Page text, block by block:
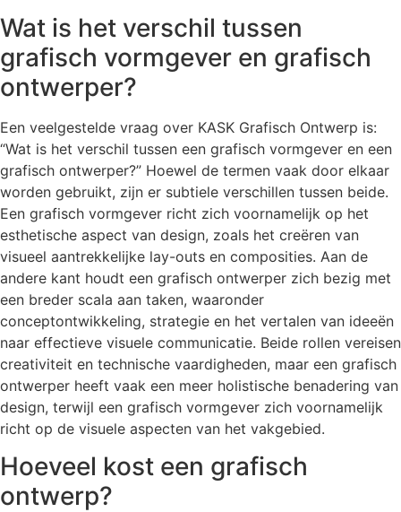
Wat is het verschil tussen
grafisch vormgever en grafisch
ontwerper?
Een veelgestelde vraag over KASK Grafisch Ontwerp is:
“Wat is het verschil tussen een grafisch vormgever en een
grafisch ontwerper?” Hoewel de termen vaak door elkaar
worden gebruikt, zijn er subtiele verschillen tussen beide.
Een grafisch vormgever richt zich voornamelijk op het
esthetische aspect van design, zoals het creëren van
visueel aantrekkelijke lay-outs en composities. Aan de
andere kant houdt een grafisch ontwerper zich bezig met
een breder scala aan taken, waaronder
conceptontwikkeling, strategie en het vertalen van ideeën
naar effectieve visuele communicatie. Beide rollen vereisen
creativiteit en technische vaardigheden, maar een grafisch
ontwerper heeft vaak een meer holistische benadering van
design, terwijl een grafisch vormgever zich voornamelijk
richt op de visuele aspecten van het vakgebied.
Hoeveel kost een grafisch
ontwerp?